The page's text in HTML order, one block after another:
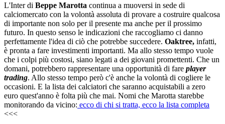
L'Inter di Beppe Marotta continua a muoversi in sede di
calciomercato con la volontà assoluta di provare a costruire qualcosa
di importante non solo per il presente ma anche per il prossimo
futuro. In questo senso le indicazioni che raccogliamo ci danno
perfettamente l'idea di ciò che potrebbe succedere. Oaktree, infatti,
è pronta a fare investimenti importanti. Ma allo stesso tempo vuole
che i colpi più costosi, siano legati a dei giovani promettenti. Che un
domani, potrebbero rappresentare una opportunità di fare player
trading. Allo stesso tempo però c'è anche la volontà di cogliere le
occasioni. E la lista dei calciatori che saranno acquistabili a zero
euro quest'anno è folta più che mai. Nomi che Marotta starebbe
monitorando da vicino: ecco di chi si tratta, ecco la lista completa
<<<